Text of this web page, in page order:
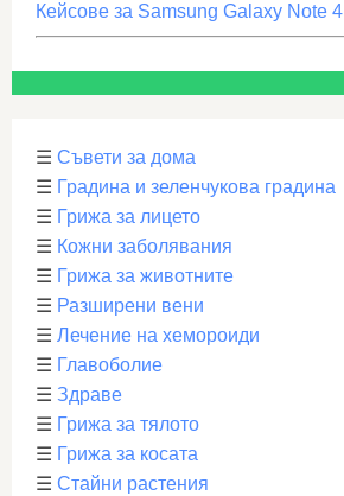
Кейсове за Samsung Galaxy Note 4
☰ Съвети за дома
☰ Градина и зеленчукова градина
☰ Грижа за лицето
☰ Кожни заболявания
☰ Грижа за животните
☰ Разширени вени
☰ Лечение на хемороиди
☰ Главоболие
☰ Здраве
☰ Грижа за тялото
☰ Грижа за косата
☰ Стайни растения